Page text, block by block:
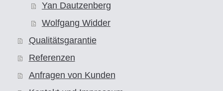
Yan Dautzenberg
Wolfgang Widder
Qualitätsgarantie
Referenzen
Anfragen von Kunden